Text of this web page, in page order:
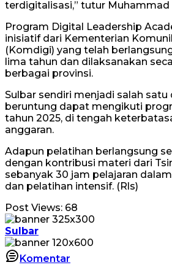
terdigitalisasi,” tutur Muhammad
Program Digital Leadership
inisiatif dari Kementerian
(Komdigi) yang telah
lima tahun dan dilaksanakan
berbagai provinsi.
Sulbar sendiri menjadi salah satu
beruntung dapat mengikuti
tahun 2025, di tengah
anggaran.
Adapun pelatihan berlangsung
dengan kontribusi materi dari
sebanyak 30 jam pelajaran
dan pelatihan intensif. (Rls)
Post Views: 68
Sulbar
Komentar